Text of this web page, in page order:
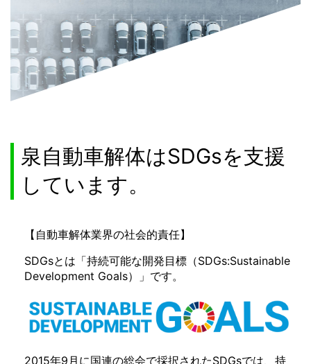
泉自動車解体はSDGsを支援
しています。
【自動車解体業界の社会的責任】
SDGsとは「持続可能な開発目標（SDGs:Sustainable
Development Goals）」です。
2015年9月に国連の総会で採択されたSDGsでは、持